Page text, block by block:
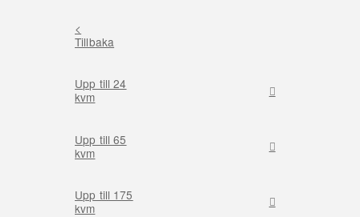
<
Tillbaka
Upp till 24
kvm
Upp till 65
kvm
Upp till 175
kvm